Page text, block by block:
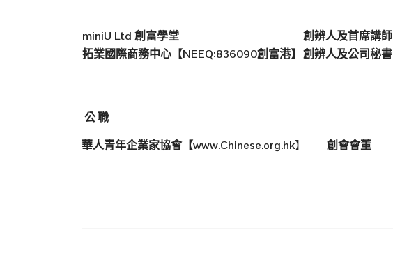
miniU Ltd 創富學堂
創辨人及首席講師
拓業國際商務中心【NEEQ:836090創富港】 創辨人及公司秘書
公職
華人青年企業家協會【www.Chinese.org.hk】 創會會董